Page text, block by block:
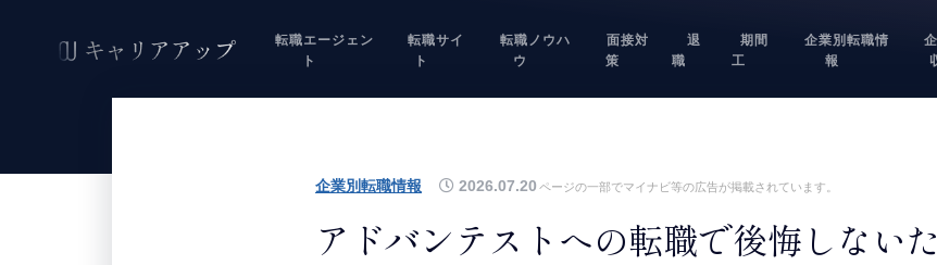
転職エージェン
ト
転職サイ
ト
転職ノウハ
ウ
面接対
策
退
職
期間
工
企業別転職情
報
ページの一部でマイナビ等の広告が掲載されています。
企業別転職情報 2026.07.20
アドバンテストへの転職で後悔しない